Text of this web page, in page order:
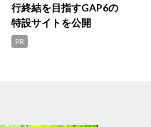
行終結を目指すGAP6の
特設サイトを公開
PR